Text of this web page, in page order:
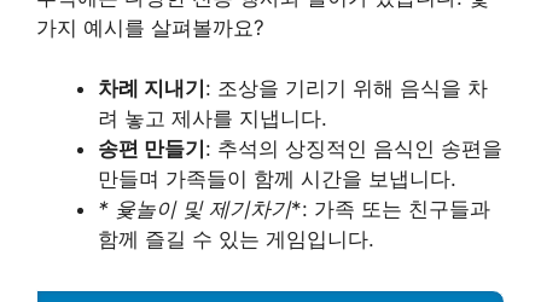
가지 예시를 살펴볼까요?
차례 지내기 : 조상을 기리기 위해 음식을 차
려 놓고 제사를 지냅니다.
송편 만들기 : 추석의 상징적인 음식인 송편을
만들며 가족들이 함께 시간을 보냅니다.
* 윷놀이 및 제기차기*: 가족 또는 친구들과
함께 즐길 수 있는 게임입니다.